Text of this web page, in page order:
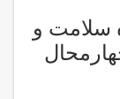
سلامت و